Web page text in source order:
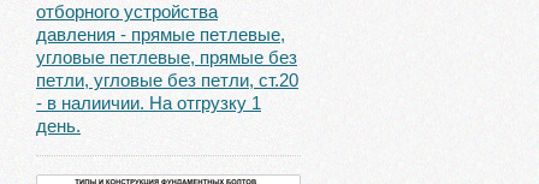
отборного устройства
давления - прямые петлевые,
угловые петлевые, прямые без
петли, угловые без петли, ст.20
- в налиичии. На отгрузку 1
день.